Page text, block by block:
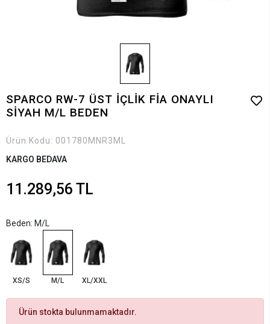
SPARCO RW-7 ÜST İÇLİK FİA ONAYLI
SİYAH M/L BEDEN
Ürün Kodu: 001780MNR3ML
KARGO BEDAVA
11.289,56 TL
Beden: M/L
XS/S M/L XL/XXL
Ürün stokta bulunmamaktadır.